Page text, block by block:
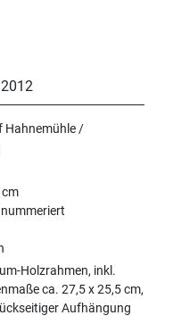
2012
Hahnemühle /
cm
Holzrahmen, inkl.
ca. 27,5 x 25,5 cm,
Aufhängung